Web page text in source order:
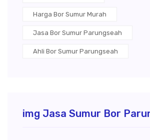
Harga Bor Sumur Murah
Jasa Bor Sumur Parungseah
Ahli Bor Sumur Parungseah
img Jasa Sumur Bor